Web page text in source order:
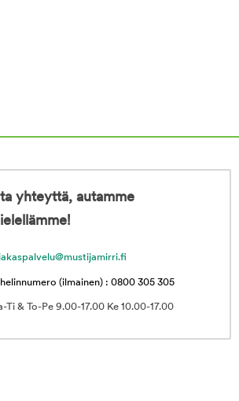
yhteyttä, autamme
(ilmainen) : 0800 305 305
Ti & To-Pe 9.00-17.00 Ke 10.00-17.00